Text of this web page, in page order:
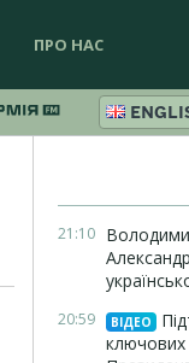
ПРО НАС
21:10
20:59 ВІДЕО
ключових